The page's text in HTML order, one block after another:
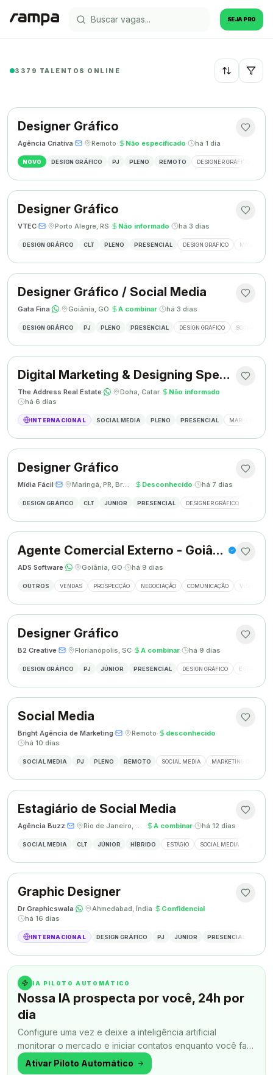
SEJA PRO
3379 TALENTOS ONLINE Recentes
Designer Gráfico
Agência Criativa· · Remoto· Não especificado· há 1 dia
NOVO DESIGN GRÁFICO PJ PLENO REMOTO DESIGNER GRÁFICO
Designer Gráfico
VTEC· · Porto Alegre, RS· Não informado· há 3 dias
DESIGN GRÁFICO CLT PLENO PRESENCIAL DESIGN GRÁFICO MÍDIAS
Designer Gráfico / Social Media
Gata Fina· · Goiânia, GO· A combinar· há 3 dias
DESIGN GRÁFICO PJ PLENO PRESENCIAL DESIGN GRÁFICO SOCIAL
Digital Marketing & Designing Specialist
The Address Real Estate· · Doha, Catar· Não informado·
há 6 dias
INTERNACIONAL SOCIAL MEDIA PLENO PRESENCIAL MARKETING
Designer Gráfico
Mídia Fácil· · Maringá, PR, Brasil · Desconhecido· há 7 dias
DESIGN GRÁFICO CLT JÚNIOR PRESENCIAL DESIGNER GRÁFICO
Agente Comercial Externo - Goiânia
ADS Software· · Goiânia, GO· há 9 dias
OUTROS VENDAS PROSPECÇÃO NEGOCIAÇÃO COMUNICAÇÃO VISITAS
Designer Gráfico
B2 Creative· · Florianópolis, SC· A combinar· há 9 dias
DESIGN GRÁFICO PJ JÚNIOR PRESENCIAL DESIGN GRÁFICO ESTÁGIO
Social Media
Bright Agência de Marketing· · Remoto· desconhecido·
há 10 dias
SOCIAL MEDIA PJ PLENO REMOTO SOCIAL MEDIA MARKETING DIGITAL
Estagiário de Social Media
Agência Buzz· · Rio de Janeiro, Brasil · A combinar· há 12 dias
SOCIAL MEDIA CLT JÚNIOR HÍBRIDO ESTÁGIO SOCIAL MEDIA
Graphic Designer
Dr Graphicswala· · Ahmedabad, Índia· Confidencial·
há 16 dias
INTERNACIONAL DESIGN GRÁFICO PJ JÚNIOR PRESENCIAL
IA PILOTO AUTOMÁTICO
Nossa IA prospecta por você, 24h por
dia
Configure uma vez e deixe a inteligência artificial
monitorar o mercado e iniciar contatos enquanto você faz
outra coisa.
Ativar Piloto Automático